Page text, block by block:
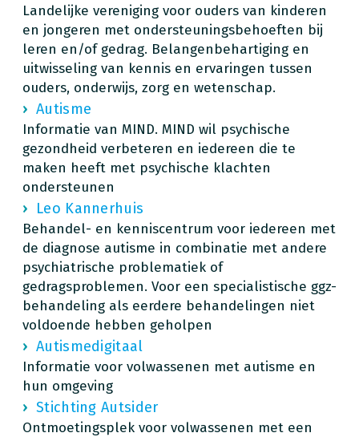
Landelijke vereniging voor ouders van kinderen
en jongeren met ondersteuningsbehoeften bij
leren en/of gedrag. Belangenbehartiging en
uitwisseling van kennis en ervaringen tussen
ouders, onderwijs, zorg en wetenschap.
Autisme
Informatie van MIND. MIND wil psychische
gezondheid verbeteren en iedereen die te
maken heeft met psychische klachten
ondersteunen
Leo Kannerhuis
Behandel- en kenniscentrum voor iedereen met
de diagnose autisme in combinatie met andere
psychiatrische problematiek of
gedragsproblemen. Voor een specialistische ggz-
behandeling als eerdere behandelingen niet
voldoende hebben geholpen
Autismedigitaal
Informatie voor volwassenen met autisme en
hun omgeving
Stichting Autsider
Ontmoetingsplek voor volwassenen met een